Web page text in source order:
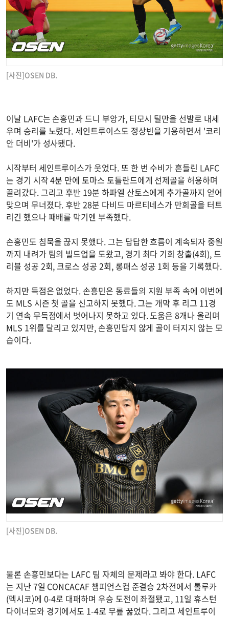
[사진]OSEN DB.
이날 LAFC는 손흥민과 드니 부앙가, 티모시 틸만을 선발로 내세
우며 승리를 노렸다. 세인트루이스도 정상빈을 기용하면서 '코리
안 더비'가 성사됐다.
시작부터 세인트루이스가 웃었다. 또 한 번 수비가 흔들린 LAFC
는 경기 시작 4분 만에 토마스 토틀란드에게 선제골을 허용하며
끌려갔다. 그리고 후반 19분 하파엘 산토스에게 추가골까지 얻어
맞으며 무너졌다. 후반 28분 다비드 마르티네스가 만회골을 터트
리긴 했으나 패배를 막기엔 부족했다.
손흥민도 침묵을 끊지 못했다. 그는 답답한 흐름이 계속되자 중원
까지 내려가 팀의 빌드업을 도왔고, 경기 최다 기회 창출(4회), 드
리블 성공 2회, 크로스 성공 2회, 롱패스 성공 1회 등을 기록했다.
하지만 득점은 없었다. 손흥민은 동료들의 지원 부족 속에 이번에
도 MLS 시즌 첫 골을 신고하지 못했다. 그는 개막 후 리그 11경
기 연속 무득점에서 벗어나지 못하고 있다. 도움은 8개나 올리며
MLS 1위를 달리고 있지만, 손흥민답지 않게 골이 터지지 않는 모
습이다.
[사진]OSEN DB.
물론 손흥민보다는 LAFC 팀 자체의 문제라고 봐야 한다. LAFC
는 지난 7일 CONCACAF 챔피언스컵 준결승 2차전에서 톨루카
(멕시코)에 0-4로 대패하며 우승 도전이 좌절됐고, 11일 휴스턴
다이너모와 경기에서도 1-4로 무릎 꿇었다. 그리고 세인트루이